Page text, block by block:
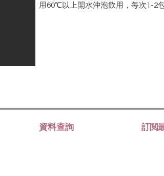
用60℃以上開水沖泡飲用，每次1-2包
資料查詢 訂閲